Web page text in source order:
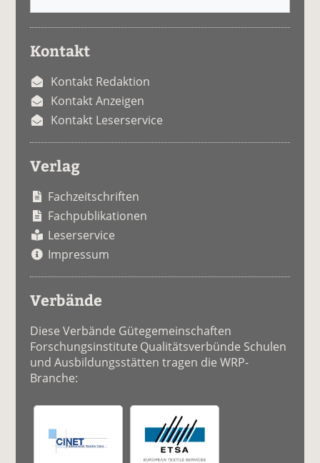
Kontakt
Kontakt Redaktion
Kontakt Anzeigen
Kontakt Leserservice
Verlag
Fachzeitschriften
Fachpublikationen
Leserservice
Impressum
Verbände
Diese Verbände Gütegemeinschaften
Forschungsinstitute Qualitätsverbünde Schulen
und Ausbildungsstätten tragen die WRP-
Branche: